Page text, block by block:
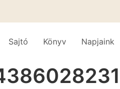
Sajtó Könyv Napjaink